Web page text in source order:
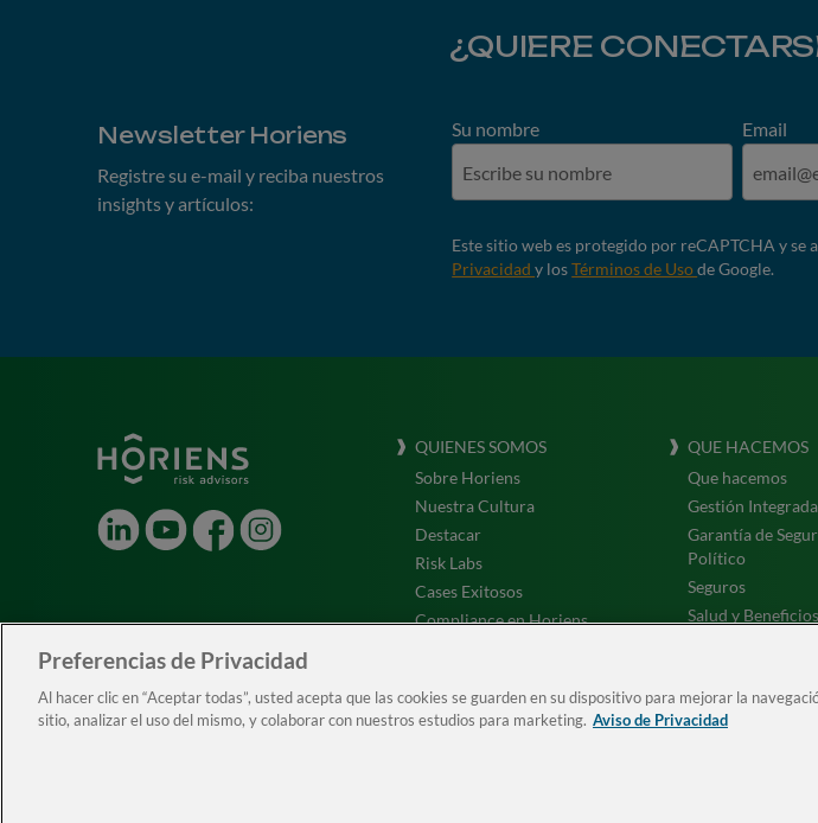
¿QUIERE
Newsletter Horiens
Registre su e-mail y reciba nuestros
insights y artículos:
Su nombre Email
Este sitio web es protegido por reCAPTCHA y se
Privacidady losTérminos de Usode Google.
LinkedInYoutubeFacebookInstagram
QUIENES SOMOS
Sobre Horiens
Nuestra Cultura
Destacar
Risk Labs
Cases Exitosos
Compliance en Horiens
Trabaja con nosotros
QUE HACEMOS
Que hacemos
Gestión
Garantía de
Político
Seguros
Salud y Beneficios
Preferencias de Privacidad
Al hacer clic en “Aceptar todas”, usted acepta que las cookies se guarden en su dispositivo para mejorar la
sitio, analizar el uso del mismo, y colaborar con nuestros estudios para marketing. Aviso de Privacidad